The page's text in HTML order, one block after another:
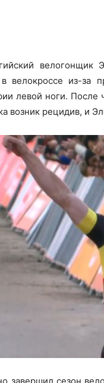
велокроссе из-за
левой ноги. После
возник рецидив, и